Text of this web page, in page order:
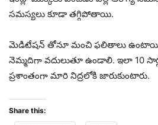
సమస్యలు కూడా తగ్గిపోతాయి.
మెడిటేషన్ తోనూ మంచి ఫలితాలు
నెమ్మదిగా వదులుతూ ఉండాలి. ఇలా 10
ప్రశాంతంగా మారి నిద్రలోకి జారుకుంటారు.
Share this: